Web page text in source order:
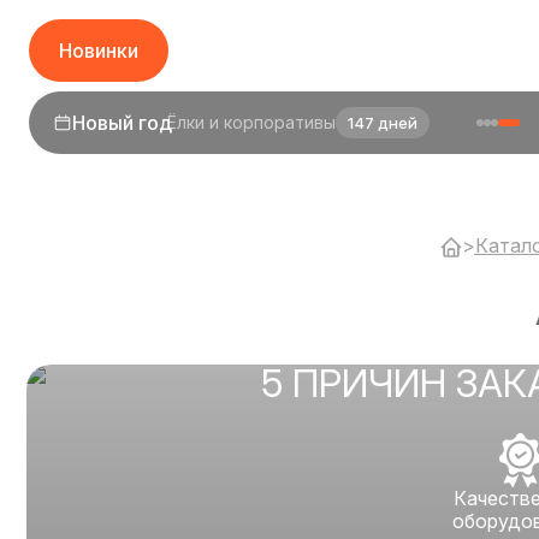
Новинки
1 сентябряДень знаний 25 дней
>
5 ПРИЧИН